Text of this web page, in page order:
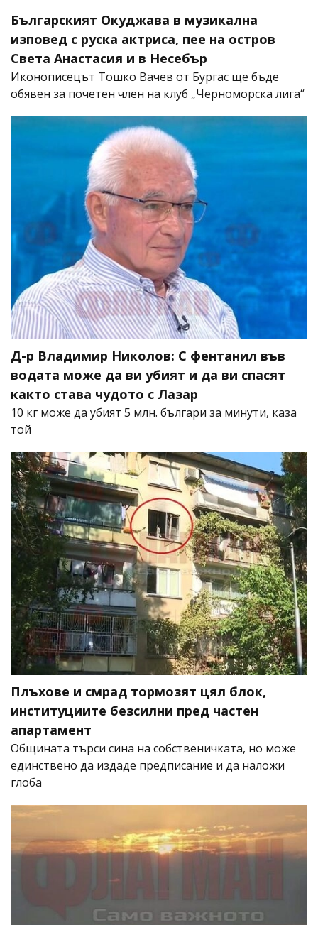
Българският Окуджава в музикална
изповед с руска актриса, пее на остров
Света Анастасия и в Несебър
Иконописецът Тошко Вачев от Бургас ще бъде
обявен за почетен член на клуб „Черноморска лига“
Д-р Владимир Николов: С фентанил във
водата може да ви убият и да ви спасят
както става чудото с Лазар
10 кг може да убият 5 млн. българи за минути, каза
той
Плъхове и смрад тормозят цял блок,
институциите безсилни пред частен
апартамент
Общината търси сина на собственичката, но може
единствено да издаде предписание и да наложи
глоба